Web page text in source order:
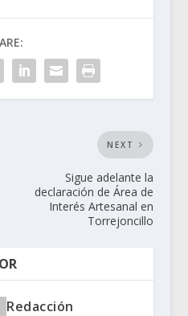
NEXT
Sigue adelante la
declaración de Área de
Interés Artesanal en
Torrejoncillo
Redacción